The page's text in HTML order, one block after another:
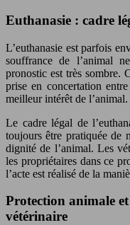
Euthanasie : cadre
L’euthanasie est parfois
souffrance de l’animal
pronostic est très sombre.
prise en concertation
meilleur intérêt de l’animal.
Le cadre légal de
toujours être pratiquée de
dignité de l’animal. Les
les propriétaires dans ce
l’acte est réalisé de la
Protection animale
vétérinaire